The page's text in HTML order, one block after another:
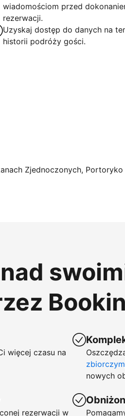
wiadomościom przed
rezerwacji.
Uzyskaj dostęp do danych na
historii podróży gości.
Zjednoczonych,
więcej czasu na
rezerwacji w
zbiorczym
nowych